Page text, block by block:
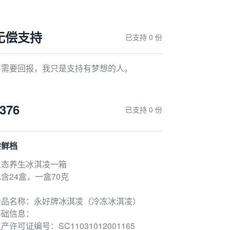
偿支持 已支持 0 份
要回报，我只是支持有梦想的人。
已支持 0 份
档
养生冰淇凌一箱
24盒，一盒70克
名称：永好牌冰淇凌（冷冻冰淇凌）
信息：
许可证编号：SC11031012001165